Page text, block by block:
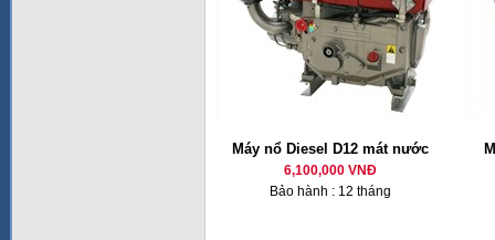
Máy nổ Diesel D12 mát nước
6,100,000 VNĐ
Bảo hành : 12 tháng